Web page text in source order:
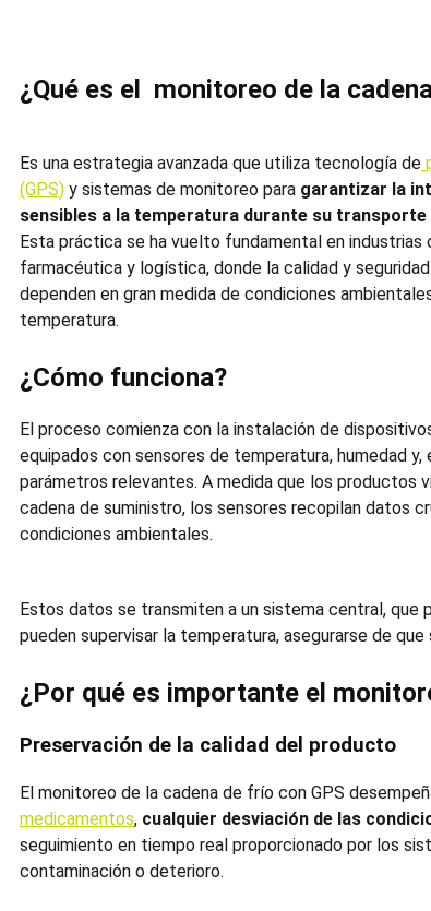
¿Qué es el monitoreo de la
Es una estrategia avanzada que utiliza tecnología de
(GPS) y sistemas de monitoreo para garantizar la
sensibles a la temperatura durante su transporte
Esta práctica se ha vuelto fundamental en industrias
farmacéutica y logística, donde la calidad y
dependen en gran medida de condiciones
temperatura.
¿Cómo funciona?
El proceso comienza con la instalación de
equipados con sensores de temperatura, humedad y,
parámetros relevantes. A medida que los productos
cadena de suministro, los sensores recopilan datos
condiciones ambientales.
Estos datos se transmiten a un sistema central,
pueden supervisar la temperatura, asegurarse de
¿Por qué es importante el
Preservación de la calidad del producto
El monitoreo de la cadena de frío con GPS
medicamentos, cualquier desviación de las
seguimiento en tiempo real proporcionado por los
contaminación o deterioro.